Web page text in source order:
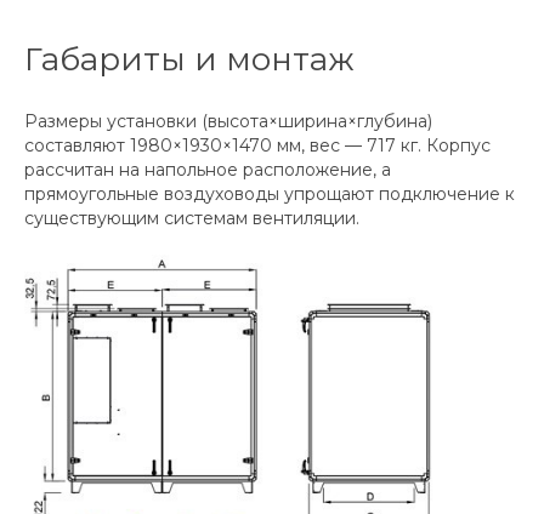
Габариты и монтаж
Размеры установки (высота×ширина×глубина)
составляют 1980×1930×1470 мм, вес — 717 кг. Корпус
рассчитан на напольное расположение, а
прямоугольные воздуховоды упрощают подключение к
существующим системам вентиляции.